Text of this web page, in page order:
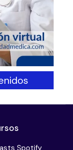
Spotify